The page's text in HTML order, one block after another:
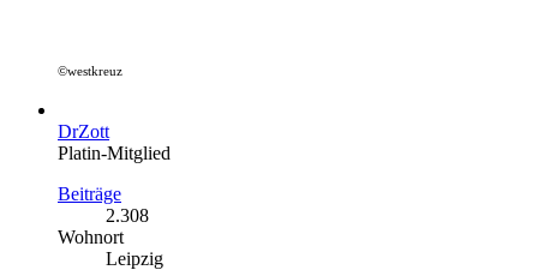
©westkreuz
DrZott
Platin-Mitglied
Beiträge
2.308
Wohnort
Leipzig